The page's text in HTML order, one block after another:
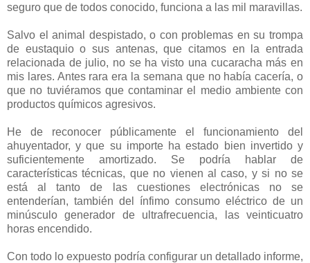
seguro que de todos conocido, funciona a las mil maravillas.
Salvo el animal despistado, o con problemas en su trompa
de eustaquio o sus antenas, que citamos en la entrada
relacionada de julio, no se ha visto una cucaracha más en
mis lares. Antes rara era la semana que no había cacería, o
que no tuviéramos que contaminar el medio ambiente con
productos químicos agresivos.
He de reconocer públicamente el funcionamiento del
ahuyentador, y que su importe ha estado bien invertido y
suficientemente amortizado. Se podría hablar de
características técnicas, que no vienen al caso, y si no se
está al tanto de las cuestiones electrónicas no se
entenderían, también del ínfimo consumo eléctrico de un
minúsculo generador de ultrafrecuencia, las veinticuatro
horas encendido.
Con todo lo expuesto podría configurar un detallado informe,